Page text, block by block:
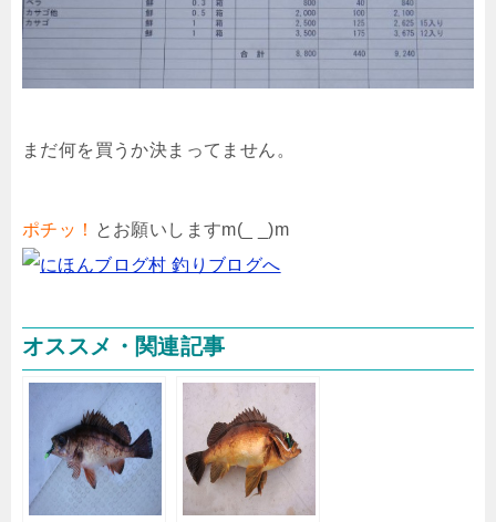
まだ何を買うか決まってません。
ポチッ！ とお願いしますm(_ _)m
オススメ・関連記事